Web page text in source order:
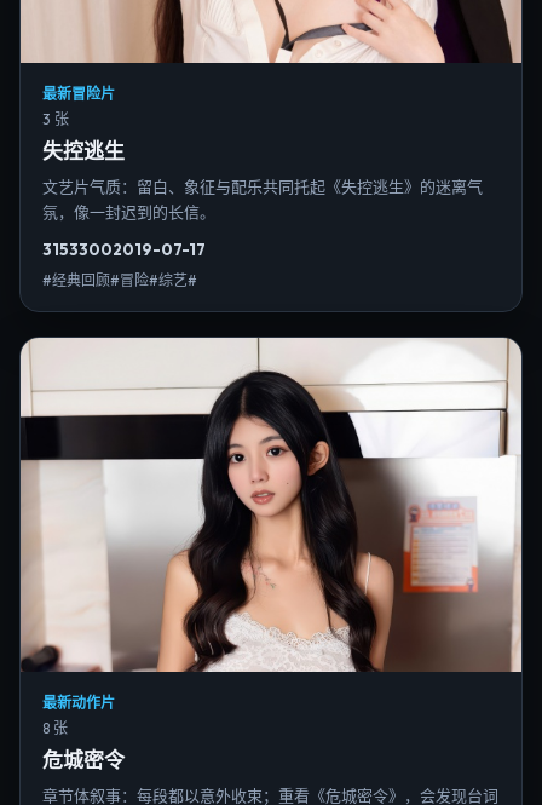
最新冒险片
3 张
失控逃生
文艺片气质：留白、象征与配乐共同托起《失控逃生》的迷离气
氛，像一封迟到的长信。
31533002019-07-17
#经典回顾#冒险#综艺#
最新动作片
8 张
危城密令
章节体叙事：每段都以意外收束；重看《危城密令》，会发现台词